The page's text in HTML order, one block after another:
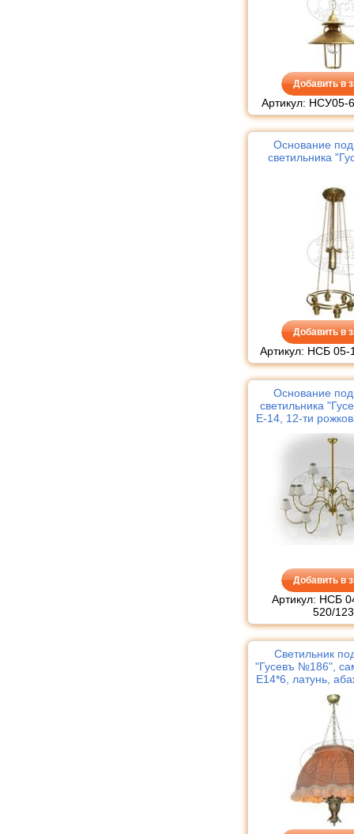
Добавить в
Артикул: НСУ05-
Основание
светильника
Добавить в
Артикул: НСБ 05-
Основание
светильника
Е-14, 12-ти
Добавить в
Артикул: НСБ
520/123
Светильник
"Гусевъ №186",
Е14*6, латунь,
тк. Штапель